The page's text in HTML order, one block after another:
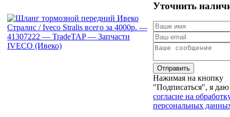
Уточнить
Отправить
Нажимая на кнопку
"Подписаться", я даю
согласие на
персональных